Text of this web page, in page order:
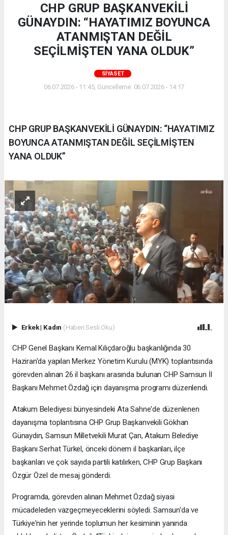
CHP GRUP BAŞKANVEKİLİ
GÜNAYDIN: “HAYATIMIZ BOYUNCA
ATANMIŞTAN DEĞİL
SEÇİLMİŞTEN YANA OLDUK”
SIYASET
06.07.2026 - 11:45, Güncelleme: 06.07.2026 - 14:17
CHP GRUP BAŞKANVEKİLİ GÜNAYDIN: “HAYATIMIZ
BOYUNCA ATANMIŞTAN DEĞİL SEÇİLMİŞTEN
YANA OLDUK”
Erkek| Kadın (Haberi Sesli Oku)
CHP Genel Başkanı Kemal Kılıçdaroğlu başkanlığında 30
Haziran'da yapılan Merkez Yönetim Kurulu (MYK) toplantısında
görevden alınan 26 il başkanı arasında bulunan CHP Samsun İl
Başkanı Mehmet Özdağ için dayanışma programı düzenlendi.
Atakum Belediyesi bünyesindeki Ata Sahne'de düzenlenen
dayanışma toplantısına CHP Grup Başkanvekili Gökhan
Günaydın, Samsun Milletvekili Murat Çan, Atakum Belediye
Başkanı Serhat Türkel, önceki dönem il başkanları, ilçe
başkanları ve çok sayıda partili katılırken, CHP Grup Başkanı
Özgür Özel de mesaj gönderdi.
Programda, görevden alınan Mehmet Özdağ siyasi
mücadeleden vazgeçmeyeceklerini söyledi. Samsun'da ve
Türkiye'nin her yerinde toplumun her kesiminin yanında